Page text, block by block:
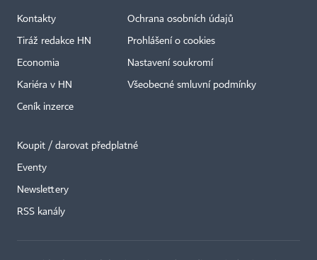
Kontakty
Tiráž redakce HN
Economia
Kariéra v HN
Ceník inzerce
Ochrana osobních údajů
Prohlášení o cookies
Nastavení soukromí
Všeobecné smluvní podmínky
Koupit / darovat předplatné
Eventy
Newslettery
RSS kanály